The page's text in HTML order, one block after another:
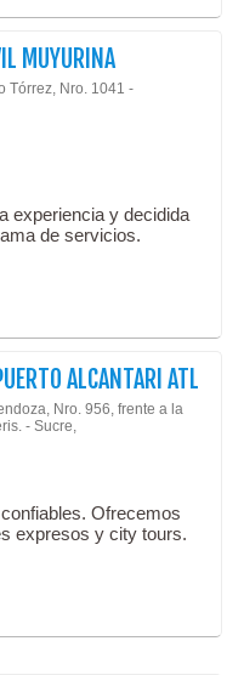
MUYURINA
Tórrez, Nro. 1041 -
experiencia y decidida
de servicios.
ALCANTARI ATL
Nro. 956, frente a la
- Sucre,
Ofrecemos
expresos y city tours.